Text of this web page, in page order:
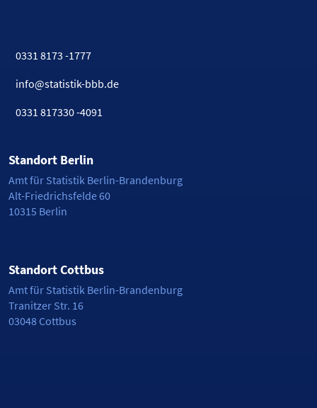
0331 8173 -1777
info@statistik-bbb.de
0331 817330 -4091
Standort Berlin
Amt für Statistik Berlin-Brandenburg
Alt-Friedrichsfelde 60
10315 Berlin
Standort Cottbus
Amt für Statistik Berlin-Brandenburg
Tranitzer Str. 16
03048 Cottbus